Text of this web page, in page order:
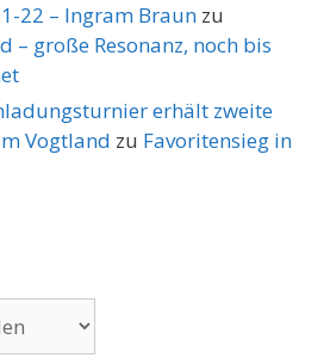
22 – Ingram Braun zu
– große Resonanz, noch bis
erhält zweite
Vogtland zu Favoritensieg in